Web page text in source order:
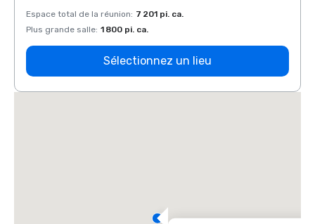
Espace total de la réunion: 7 201 pi. ca.
Plus grande salle: 1 800 pi. ca.
Sélectionnez un lieu